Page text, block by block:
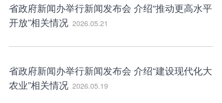
省政府新闻办举行新闻发布会 介绍“推动更高水平
开放”相关情况 2026.05.21
省政府新闻办举行新闻发布会 介绍“建设现代化大
农业”相关情况 2026.05.19